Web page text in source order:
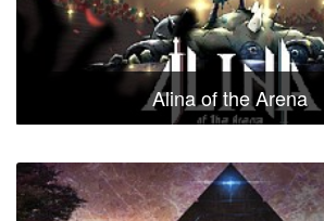
Alina of the Arena